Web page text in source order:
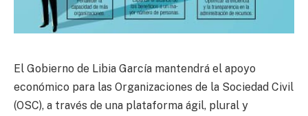
El Gobierno de Libia García mantendrá el apoyo
económico para las Organizaciones de la Sociedad Civil
(OSC), a través de una plataforma ágil, plural y